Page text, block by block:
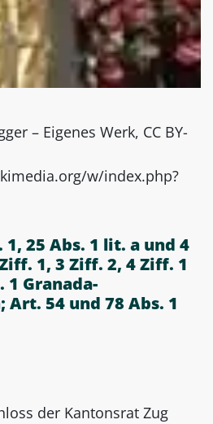
– Eigenes Werk, CC BY-
w/index.php?
1, 25 Abs. 1 lit. a und 4
1, 3 Ziff. 2, 4 Ziff. 1
1 Granada-
54 und 78 Abs. 1
der Kantonsrat Zug